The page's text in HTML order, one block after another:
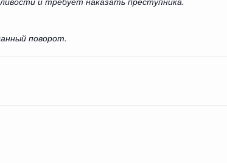
поворот.